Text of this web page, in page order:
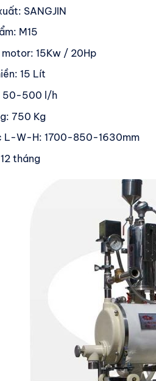
SANGJIN
M15
15Kw / 20Hp
15 Lít
50-500 l/h
750 Kg
L-W-H: 1700-850-1630mm
tháng